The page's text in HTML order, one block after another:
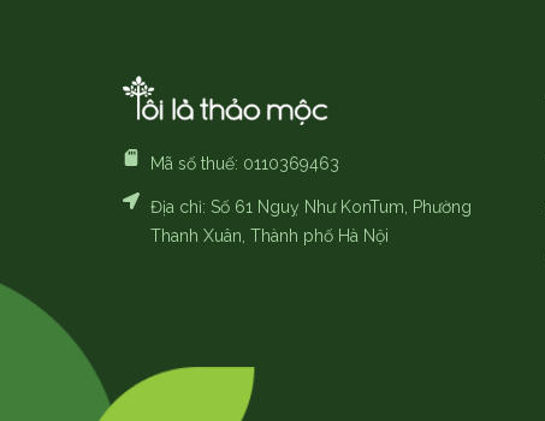
Mã số thuế: 0110369463
Địa chỉ: Số 61 Nguỵ Như KonTum, Phường
Thanh Xuân, Thành phố Hà Nội